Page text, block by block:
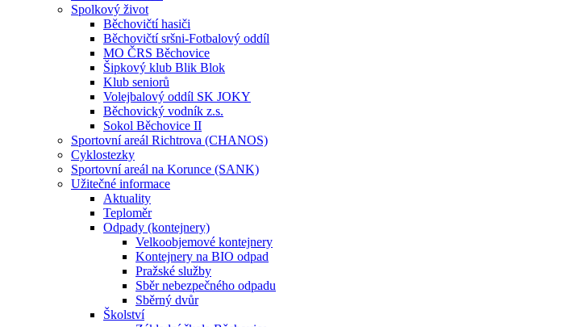
Spolkový život
Běchovičtí hasiči
Běchovičtí sršni-Fotbalový oddíl
MO ČRS Běchovice
Šipkový klub Blik Blok
Klub seniorů
Volejbalový oddíl SK JOKY
Běchovický vodník z.s.
Sokol Běchovice II
Sportovní areál Richtrova (CHANOS)
Cyklostezky
Sportovní areál na Korunce (SANK)
Užitečné informace
Aktuality
Teploměr
Odpady (kontejnery)
Velkoobjemové kontejnery
Kontejnery na BIO odpad
Pražské služby
Sběr nebezpečného odpadu
Sběrný dvůr
Školství